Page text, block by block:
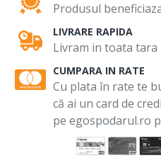
Produsul
LIVRARE RAPIDA
Livram in toata
CUMPARA IN RATE
Cu plata în rate te
că ai un card de
pe egospodarul.ro